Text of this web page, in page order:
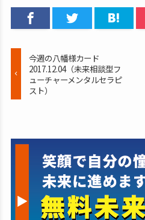
今週の八幡様カード
2017.12.04（未来相談型フ
ューチャーメンタルセラピ
スト）